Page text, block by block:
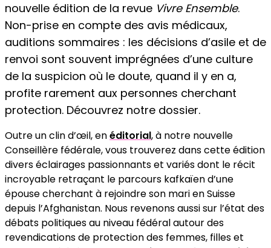
nouvelle édition de la revue Vivre Ensemble.
Non-prise en compte des avis médicaux,
auditions sommaires : les décisions d’asile et de
renvoi sont souvent imprégnées d’une culture
de la suspicion où le doute, quand il y en a,
profite rarement aux personnes cherchant
protection. Découvrez notre dossier.
Outre un clin d’œil, enéditorial,à notre nouvelle
Conseillère fédérale, vous trouverez dans cette édition
divers éclairages passionnants et variés dont le récit
incroyable retraçant le parcours kafkaïen d’une
épouse cherchant à rejoindre son mari en Suisse
depuis l’Afghanistan. Nous revenons aussi sur l’état des
débats politiques au niveau fédéral autour des
revendications de protection des femmes, filles et